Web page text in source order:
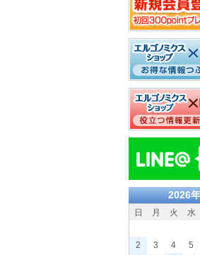
2026
日 月 火 水
2
3 4 5